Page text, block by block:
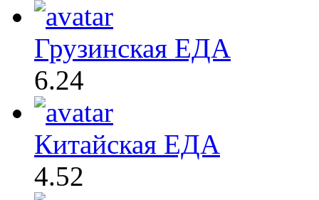
Грузинская ЕДА
6.24
Китайская ЕДА
4.52